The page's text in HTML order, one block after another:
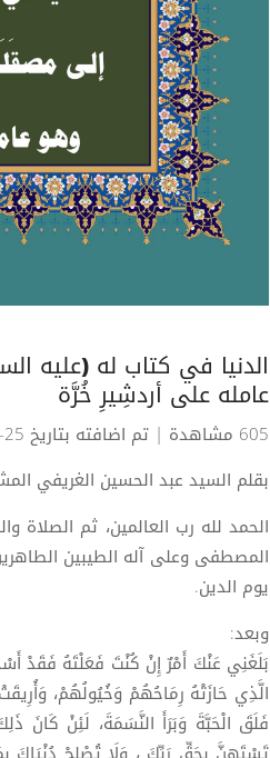
الدنيا في كتاب له (عليه
عامله على أردشِيرِ خُرَّة
605 مشاهدة
| تم اضافته بتاريخ 25-05-2026
بقلم السيد عبد الحسين الغريفي
الحمد لله رب العالمين، ثم الصلاة
المصطفى وعلى آله الطيبين
يوم الدين.
وبعد:
بَلَغَنِي عَنْكَ أَمْرٌ إِنْ كُنْتَ فَعَلْتَهُ فَقَدْ
الَّذِي حَازَتْهُ رِمَاحُهُمْ وَخُيُولُهُمْ،
فَلَقَ الْحَبَّةَ وَبَرَأَ النَّسَمَةَ، لَئِنْ كَانَ